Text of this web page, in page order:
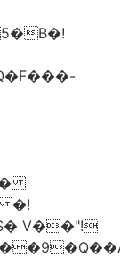
B�!
�!
V��"!